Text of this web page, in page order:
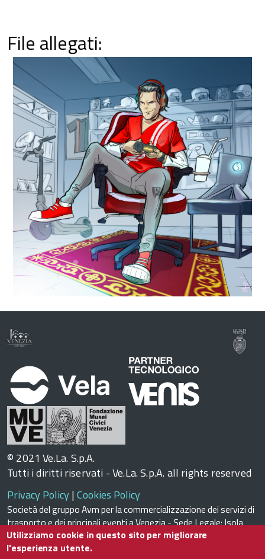
File allegati:
© 2021 Ve.La. S.p.A.
Tutti i diritti riservati - Ve.La. S.p.A. all rights reserved
Privacy Policy | Cookies Policy
Società del gruppo Avm per la commercializzazione dei servizi di
trasporto e dei principali eventi a Venezia - Sede Legale: Isola
Nova del Tronchetto, 21 - 30135 VENEZIA
Fax +39 041272.2663
Utilizziamo cookie in questo sito per migliorare
l'esperienza utente.